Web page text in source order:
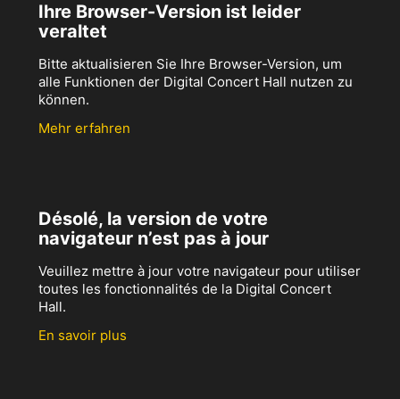
Ihre Browser-Version ist leider
veraltet
Bitte aktualisieren Sie Ihre Browser-Version, um
alle Funktionen der Digital Concert Hall nutzen zu
können.
Mehr erfahren
Désolé, la version de votre
navigateur n’est pas à jour
Veuillez mettre à jour votre navigateur pour utiliser
toutes les fonctionnalités de la Digital Concert
Hall.
En savoir plus